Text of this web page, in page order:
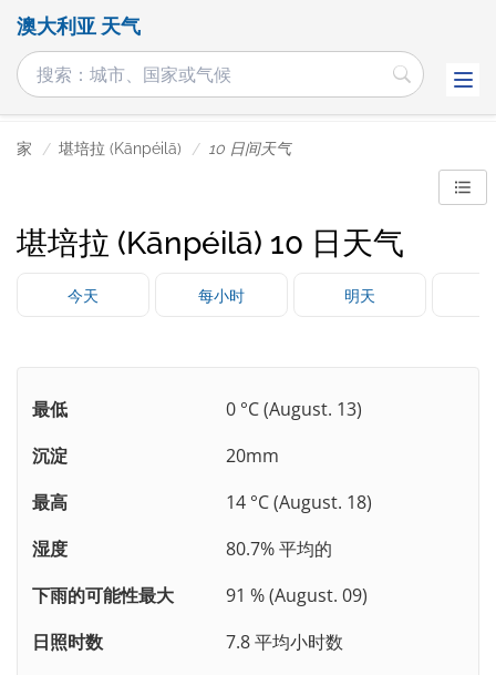
澳大利亚 天气
家 堪培拉 (Kānpéilā) 10 日间天气
堪培拉 (Kānpéilā) 10 日天气
今天 每小时 明天
最低
0 °C (August. 13)
沉淀
20mm
最高
14 °C (August. 18)
湿度
80.7% 平均的
下雨的可能性最大
91 % (August. 09)
日照时数
7.8 平均小时数